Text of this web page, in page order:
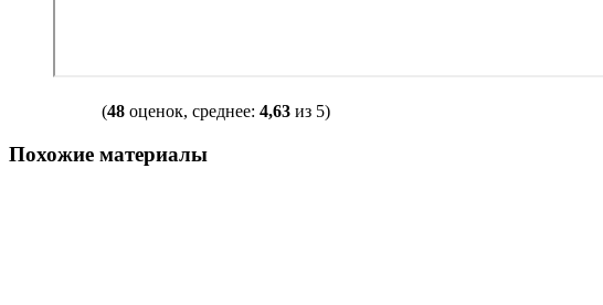
(48 оценок, среднее: 4,63 из 5)
Похожие материалы